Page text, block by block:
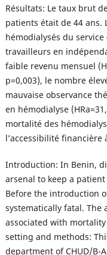
Résultats: Le taux brut
patients était de 44 ans.
hémodialysés du
travailleurs en
faible revenu mensuel
p=0,003), le nombre
mauvaise observance
en hémodialyse
mortalité des
l’accessibilité financière
Introduction: In Benin,
arsenal to keep a
Before the introduction
systematically fatal.
associated with
setting and methods:
department of CHUD/B-